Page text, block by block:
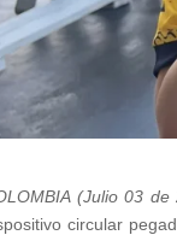
(Julio
circular